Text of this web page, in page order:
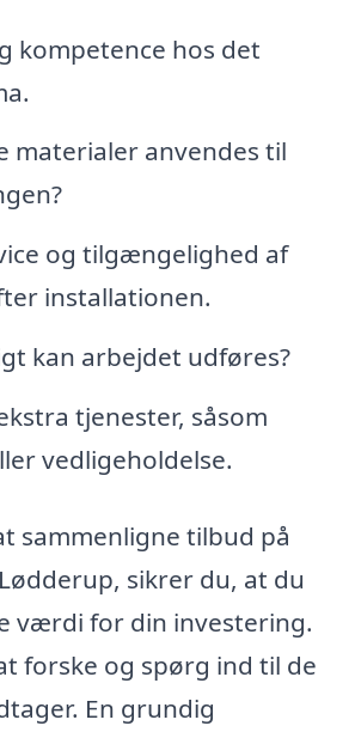
kompetence hos det
materialer anvendes til
og tilgængelighed af
installationen.
kan arbejdet udføres?
tjenester, såsom
vedligeholdelse.
sammenligne tilbud på
sikrer du, at du
værdi for din investering.
forske og spørg ind til de
En grundig